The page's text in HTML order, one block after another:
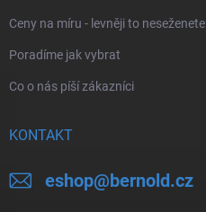
Ceny na míru - levněji to neseženete
Poradíme jak vybrat
Co o nás píší zákazníci
KONTAKT
eshop@bernold.cz